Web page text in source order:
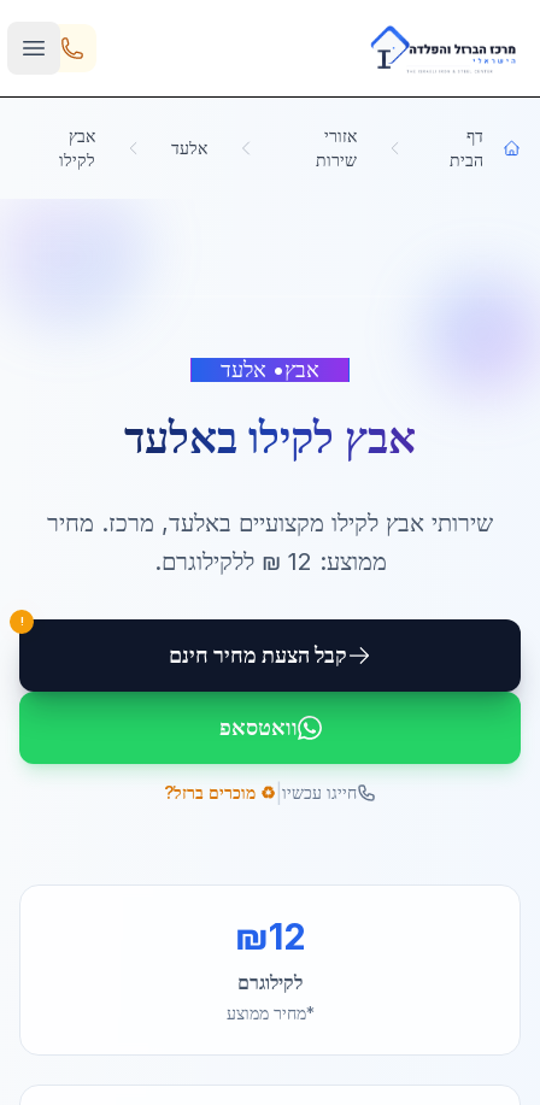
Skip to main content
דף
הבית
אזורי
שירות
אלעד
אבץ
לקילו
אבץ• אלעד
אבץ לקילו באלעד
שירותי אבץ לקילו מקצועיים באלעד, מרכז. מחיר
ממוצע: 12 ₪ ללקילוגרם.
קבל הצעת מחיר חינם
!
וואטסאפ
חייגו עכשיו ♻️ מוכרים ברזל?
₪12
לקילוגרם
*מחיר ממוצע